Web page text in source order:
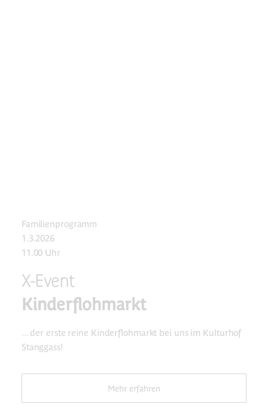
Familienprogramm
1.3.2026
11.00 Uhr
X-Event
Kinderflohmarkt
... der erste reine Kinderflohmarkt bei uns im Kulturhof
Stanggass!
Mehr erfahren